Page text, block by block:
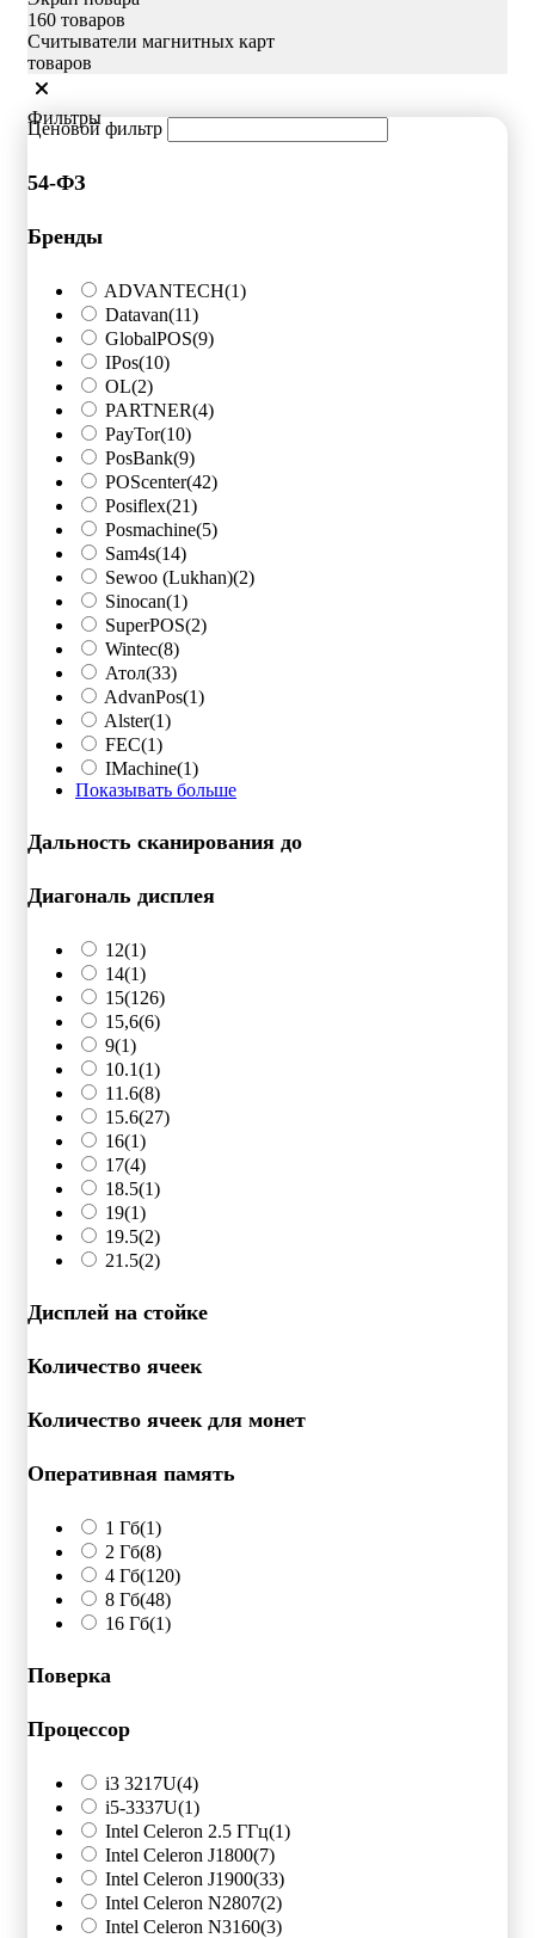
160 товаров
Считыватели магнитных карт
товаров
Фильтры
Ценовой фильтр
54-ФЗ
Бренды
ADVANTECH(1)
Datavan(11)
GlobalPOS(9)
IPos(10)
OL(2)
PARTNER(4)
PayTor(10)
PosBank(9)
POScenter(42)
Posiflex(21)
Posmachine(5)
Sam4s(14)
Sewoo (Lukhan)(2)
Sinocan(1)
SuperPOS(2)
Wintec(8)
Атол(33)
AdvanPos(1)
Alster(1)
FEC(1)
IMachine(1)
Показывать больше
Дальность сканирования до
Диагональ дисплея
12(1)
14(1)
15(126)
15,6(6)
9(1)
10.1(1)
11.6(8)
15.6(27)
16(1)
17(4)
18.5(1)
19(1)
19.5(2)
21.5(2)
Дисплей на стойке
Количество ячеек
Количество ячеек для монет
Оперативная память
1 Гб(1)
2 Гб(8)
4 Гб(120)
8 Гб(48)
16 Гб(1)
Поверка
Процессор
i3 3217U(4)
i5-3337U(1)
Intel Celeron 2.5 ГГц(1)
Intel Celeron J1800(7)
Intel Celeron J1900(33)
Intel Celeron N2807(2)
Intel Celeron N3160(3)